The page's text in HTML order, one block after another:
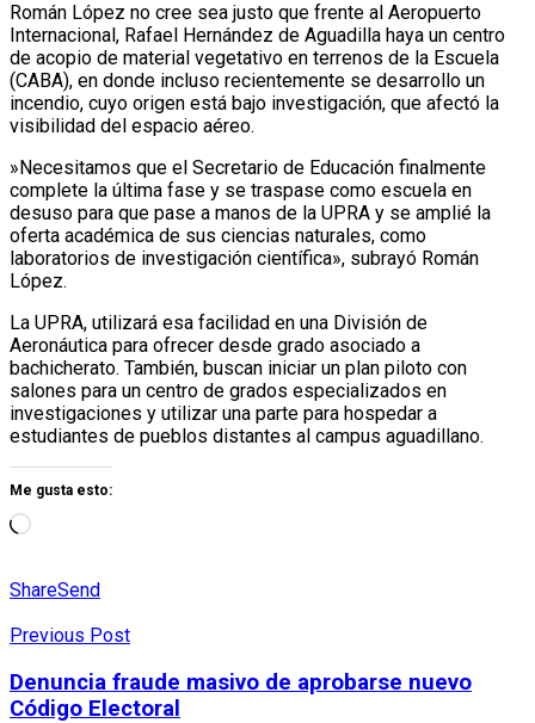
Román López no cree sea justo que frente al Aeropuerto
Internacional, Rafael Hernández de Aguadilla haya un centro
de acopio de material vegetativo en terrenos de la Escuela
(CABA), en donde incluso recientemente se desarrollo un
incendio, cuyo origen está bajo investigación, que afectó la
visibilidad del espacio aéreo.
»Necesitamos que el Secretario de Educación finalmente
complete la última fase y se traspase como escuela en
desuso para que pase a manos de la UPRA y se amplié la
oferta académica de sus ciencias naturales, como
laboratorios de investigación científica», subrayó Román
López.
La UPRA, utilizará esa facilidad en una División de
Aeronáutica para ofrecer desde grado asociado a
bachicherato. También, buscan iniciar un plan piloto con
salones para un centro de grados especializados en
investigaciones y utilizar una parte para hospedar a
estudiantes de pueblos distantes al campus aguadillano.
Me gusta esto:
ShareSend
Previous Post
Denuncia fraude masivo de aprobarse nuevo
Código Electoral